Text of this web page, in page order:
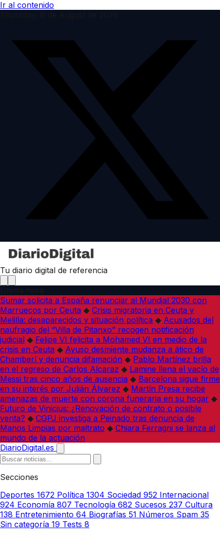
Ir al contenido
Tu diario digital de referencia
Sumar solicita a España renunciar al Mundial 2030 con
Marruecos por Ceuta ◆ Crisis migratoria en Ceuta y
Melilla: desaparecidos y situación política ◆ Acusados del
naufragio del “Villa de Pitanxo” recogen notificación
judicial ◆ Felipe VI felicita a Mohamed VI en medio de la
crisis en Ceuta ◆ Ayuso desmiente mudanza a ático de
Chamberí y denuncia difamación ◆ Pablo Martínez brilla
en el regreso de Carlos Alcaraz ◆ Lamine llena el vacío de
Messi tras cinco años de ausencia ◆ Barcelona sigue firme
en su interés por Julián Álvarez ◆ Martín Presa recibe
amenazas de muerte con corona funeraria en su hogar ◆
Futuro de Vinicius: ¿Renovación de contrato o posible
venta? ◆ CGPJ investiga a Peinado tras denuncia de
Manos Limpias por maltrato ◆ Chiara Ferragni se lanza al
mundo de la actuación
DiarioDigital.es
Secciones
Deportes 1672 Política 1304 Sociedad 952 Internacional
924 Economía 807 Tecnología 682 Sucesos 237 Cultura
138 Entretenimiento 64 Biografías 51 Números Spam 35
Sin categoría 19 Tests 8